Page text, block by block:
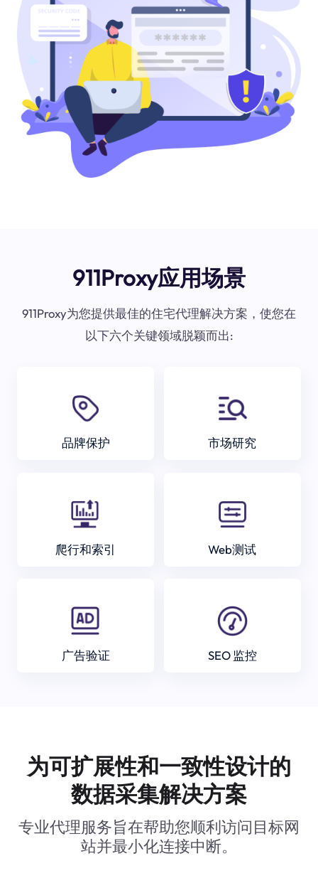
911Proxy应用场景
911Proxy为您提供最佳的住宅代理解决方案，使您在
以下六个关键领域脱颖而出:
品牌保护 市场研究
爬行和索引 Web测试
广告验证 SEO 监控
为可扩展性和一致性设计的
数据采集解决方案
专业代理服务旨在帮助您顺利访问目标网
站并最小化连接中断。